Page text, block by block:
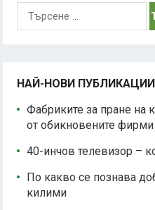
Търсене
НАЙ-НОВИ ПУБЛИКАЦИИ
Фабриките за пране на
от обикновените фирми
40-инчов телевизор –
По какво се познава
килими